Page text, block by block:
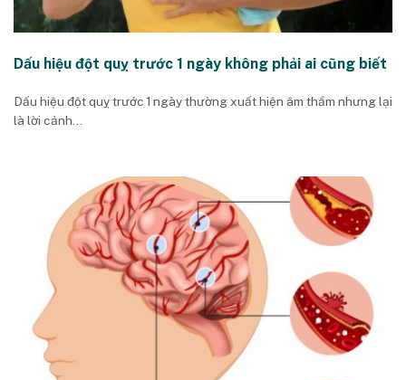
Dấu hiệu đột quỵ trước 1 ngày không phải ai cũng biết
Dấu hiệu đột quỵ trước 1 ngày thường xuất hiện âm thầm nhưng lại
là lời cảnh...